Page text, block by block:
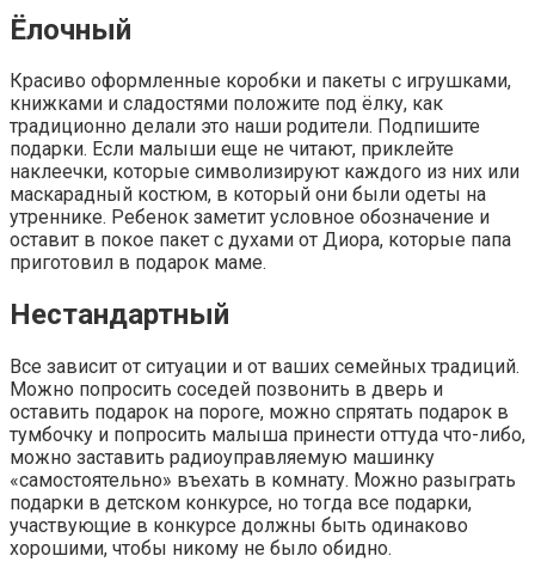
Ёлочный
Красиво оформленные коробки и пакеты с игрушками,
книжками и сладостями положите под ёлку, как
традиционно делали это наши родители. Подпишите
подарки. Если малыши еще не читают, приклейте
наклеечки, которые символизируют каждого из них или
маскарадный костюм, в который они были одеты на
утреннике. Ребенок заметит условное обозначение и
оставит в покое пакет с духами от Диора, которые папа
приготовил в подарок маме.
Нестандартный
Все зависит от ситуации и от ваших семейных традиций.
Можно попросить соседей позвонить в дверь и
оставить подарок на пороге, можно спрятать подарок в
тумбочку и попросить малыша принести оттуда что-либо,
можно заставить радиоуправляемую машинку
«самостоятельно» въехать в комнату. Можно разыграть
подарки в детском конкурсе, но тогда все подарки,
участвующие в конкурсе должны быть одинаково
хорошими, чтобы никому не было обидно.